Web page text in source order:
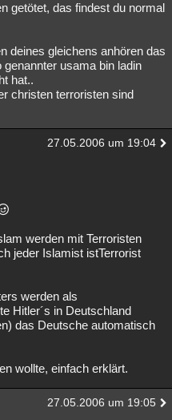
getötet, das findest du normal
deines gleichens anhören das
usama bin ladin
hat..
christen terroristen sind
27.05.2006 um 19:04
werden mit Terroristen
jeder Islamist istTerrorist
werden als
Hitler´s in Deutschland
das Deutsche automatisch
wollte, einfach erklärt.
27.05.2006 um 19:05